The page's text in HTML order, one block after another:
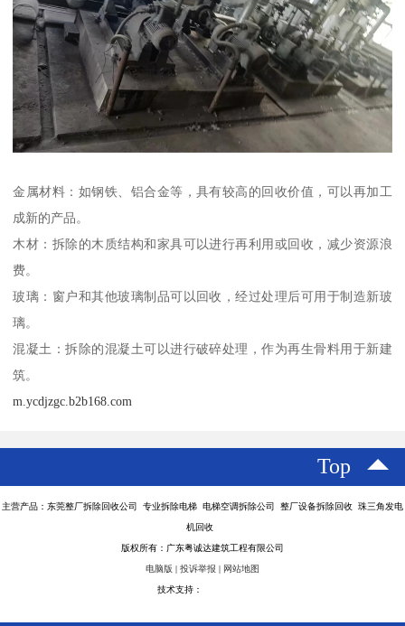
金属材料：如钢铁、铝合金等，具有较高的回收价值，可以再加工
成新的产品。
木材：拆除的木质结构和家具可以进行再利用或回收，减少资源浪
费。
玻璃：窗户和其他玻璃制品可以回收，经过处理后可用于制造新玻
璃。
混凝土：拆除的混凝土可以进行破碎处理，作为再生骨料用于新建
筑。
m.ycdjzgc.b2b168.com
Top
主营产品：东莞整厂拆除回收公司 专业拆除电梯 电梯空调拆除公司 整厂设备拆除回收 珠三角发电
机回收
版权所有：广东粤诚达建筑工程有限公司
电脑版 | 投诉举报 | 网站地图
技术支持：